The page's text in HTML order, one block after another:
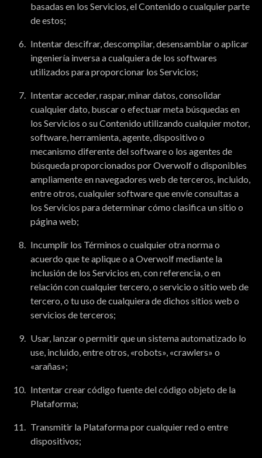
basadas en los Servicios, el Contenido o cualquier parte
de estos;
Intentar descifrar, descompilar, desensamblar o aplicar
ingeniería inversa a cualquiera de los softwares
utilizados para proporcionar los Servicios;
Intentar acceder, raspar, minar datos, consolidar
cualquier dato, buscar o efectuar meta búsquedas en
los Servicios o su Contenido utilizando cualquier motor,
software, herramienta, agente, dispositivo o
mecanismo diferente del software o los agentes de
búsqueda proporcionados por Overwolf o disponibles
ampliamente en navegadores web de terceros, incluido,
entre otros, cualquier software que envíe consultas a
los Servicios para determinar cómo clasifica un sitio o
página web;
Incumplir los Términos o cualquier otra norma o
acuerdo que te aplique o a Overwolf mediante la
inclusión de los Servicios en, con referencia, o en
relación con cualquier tercero, o servicio o sitio web de
tercero, o tu uso de cualquiera de dichos sitios web o
servicios de terceros;
Usar, lanzar o permitir que un sistema automatizado lo
use, incluido, entre otros, «robots», «crawlers» o
«arañas»;
Intentar crear código fuente del código objeto de la
Plataforma;
Transmitir la Plataforma por cualquier red o entre
dispositivos;